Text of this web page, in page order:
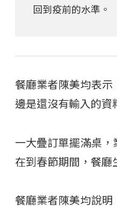
回到疫前的水準。
餐廳業者陳美均表
邊是還沒有輸入的資
一大疊訂單擺滿桌
在到春節期間，餐廳
餐廳業者陳美均說明